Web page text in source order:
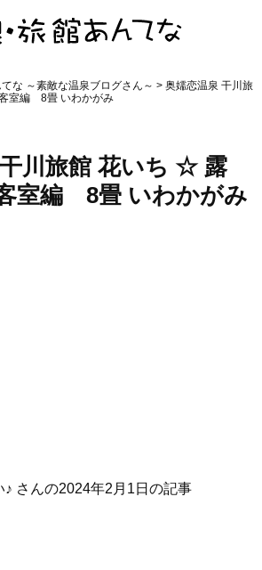
な ～素敵な温泉ブログさん～ > 奥嬬恋温泉 干川旅
室編 8畳 いわかがみ
川旅館 花いち ☆ 露
室編 8畳 いわかがみ
さんの2024年2月1日の記事